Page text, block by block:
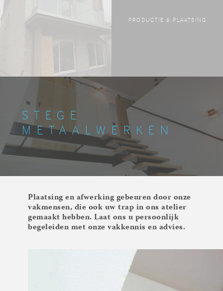
PRODUCTIE & PLAATSING
Plaatsing en afwerking gebeuren door onze
vakmensen, die ook uw trap in ons atelier
gemaakt hebben. Laat ons u persoonlijk
begeleiden met onze vakkennis en advies.
STEGE
METAALWERKEN